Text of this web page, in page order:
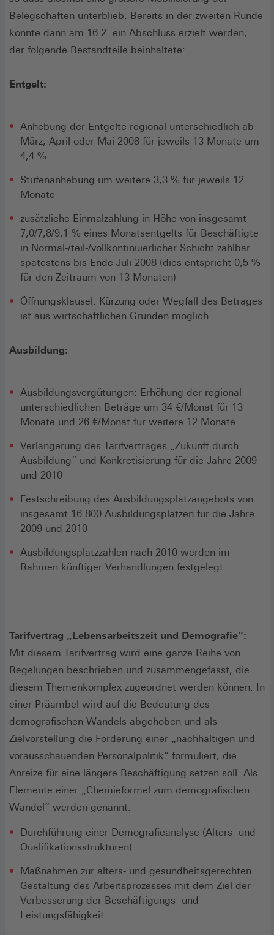
Belegschaften unterblieb. Bereits in der zweiten Runde
konnte dann am 16.2. ein Abschluss erzielt werden,
der folgende Bestandteile beinhaltete:
Entgelt:
Anhebung der Entgelte regional unterschiedlich ab
März, April oder Mai 2008 für jeweils 13 Monate um
4,4 %
Stufenanhebung um weitere 3,3 % für jeweils 12
Monate
zusätzliche Einmalzahlung in Höhe von insgesamt
7,0/7,8/9,1 % eines Monatsentgelts für Beschäftigte
in Normal-/teil-/vollkontinuierlicher Schicht zahlbar
spätestens bis Ende Juli 2008 (dies entspricht 0,5 %
für den Zeitraum von 13 Monaten)
Öffnungsklausel: Kürzung oder Wegfall des Betrages
ist aus wirtschaftlichen Gründen möglich.
Ausbildung:
Ausbildungsvergütungen: Erhöhung der regional
unterschiedlichen Beträge um 34 €/Monat für 13
Monate und 26 €/Monat für weitere 12 Monate
Verlängerung des Tarifvertrages „Zukunft durch
Ausbildung“ und Konkretisierung für die Jahre 2009
und 2010
Festschreibung des Ausbildungsplatzangebots von
insgesamt 16.800 Ausbildungsplätzen für die Jahre
2009 und 2010
Ausbildungsplatzzahlen nach 2010 werden im
Rahmen künftiger Verhandlungen festgelegt.
Tarifvertrag „Lebensarbeitszeit und Demografie“:
Mit diesem Tarifvertrag wird eine ganze Reihe von
Regelungen beschrieben und zusammengefasst, die
diesem Themenkomplex zugeordnet werden können. In
einer Präambel wird auf die Bedeutung des
demografischen Wandels abgehoben und als
Zielvorstellung die Förderung einer „nachhaltigen und
vorausschauenden Personalpolitik“ formuliert, die
Anreize für eine längere Beschäftigung setzen soll. Als
Elemente einer „Chemieformel zum demografischen
Wandel“ werden genannt:
Durchführung einer Demografieanalyse (Alters- und
Qualifikationsstrukturen)
Maßnahmen zur alters- und gesundheitsgerechten
Gestaltung des Arbeitsprozesses mit dem Ziel der
Verbesserung der Beschäftigungs- und
Leistungsfähigkeit